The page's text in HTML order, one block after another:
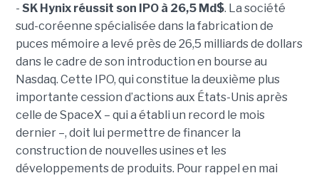
- SK Hynix réussit son IPO à 26,5 Md$. La société
sud-coréenne spécialisée dans la fabrication de
puces mémoire a levé près de 26,5 milliards de dollars
dans le cadre de son introduction en bourse au
Nasdaq. Cette IPO, qui constitue la deuxième plus
importante cession d’actions aux États-Unis après
celle de SpaceX – qui a établi un record le mois
dernier –, doit lui permettre de financer la
construction de nouvelles usines et les
développements de produits. Pour rappel en mai